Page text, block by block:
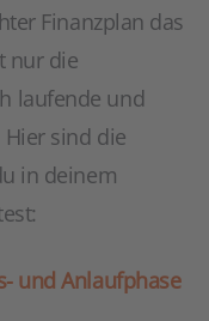
Finanzplan das
nur die
laufende und
sind die
in deinem
und Anlaufphase